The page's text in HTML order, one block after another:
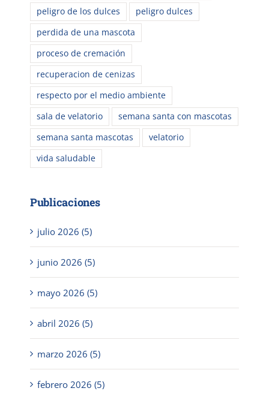
peligro de los dulces
peligro dulces
perdida de una mascota
proceso de cremación
recuperacion de cenizas
respecto por el medio ambiente
sala de velatorio
semana santa con mascotas
semana santa mascotas
velatorio
vida saludable
Publicaciones
julio 2026 (5)
junio 2026 (5)
mayo 2026 (5)
abril 2026 (5)
marzo 2026 (5)
febrero 2026 (5)